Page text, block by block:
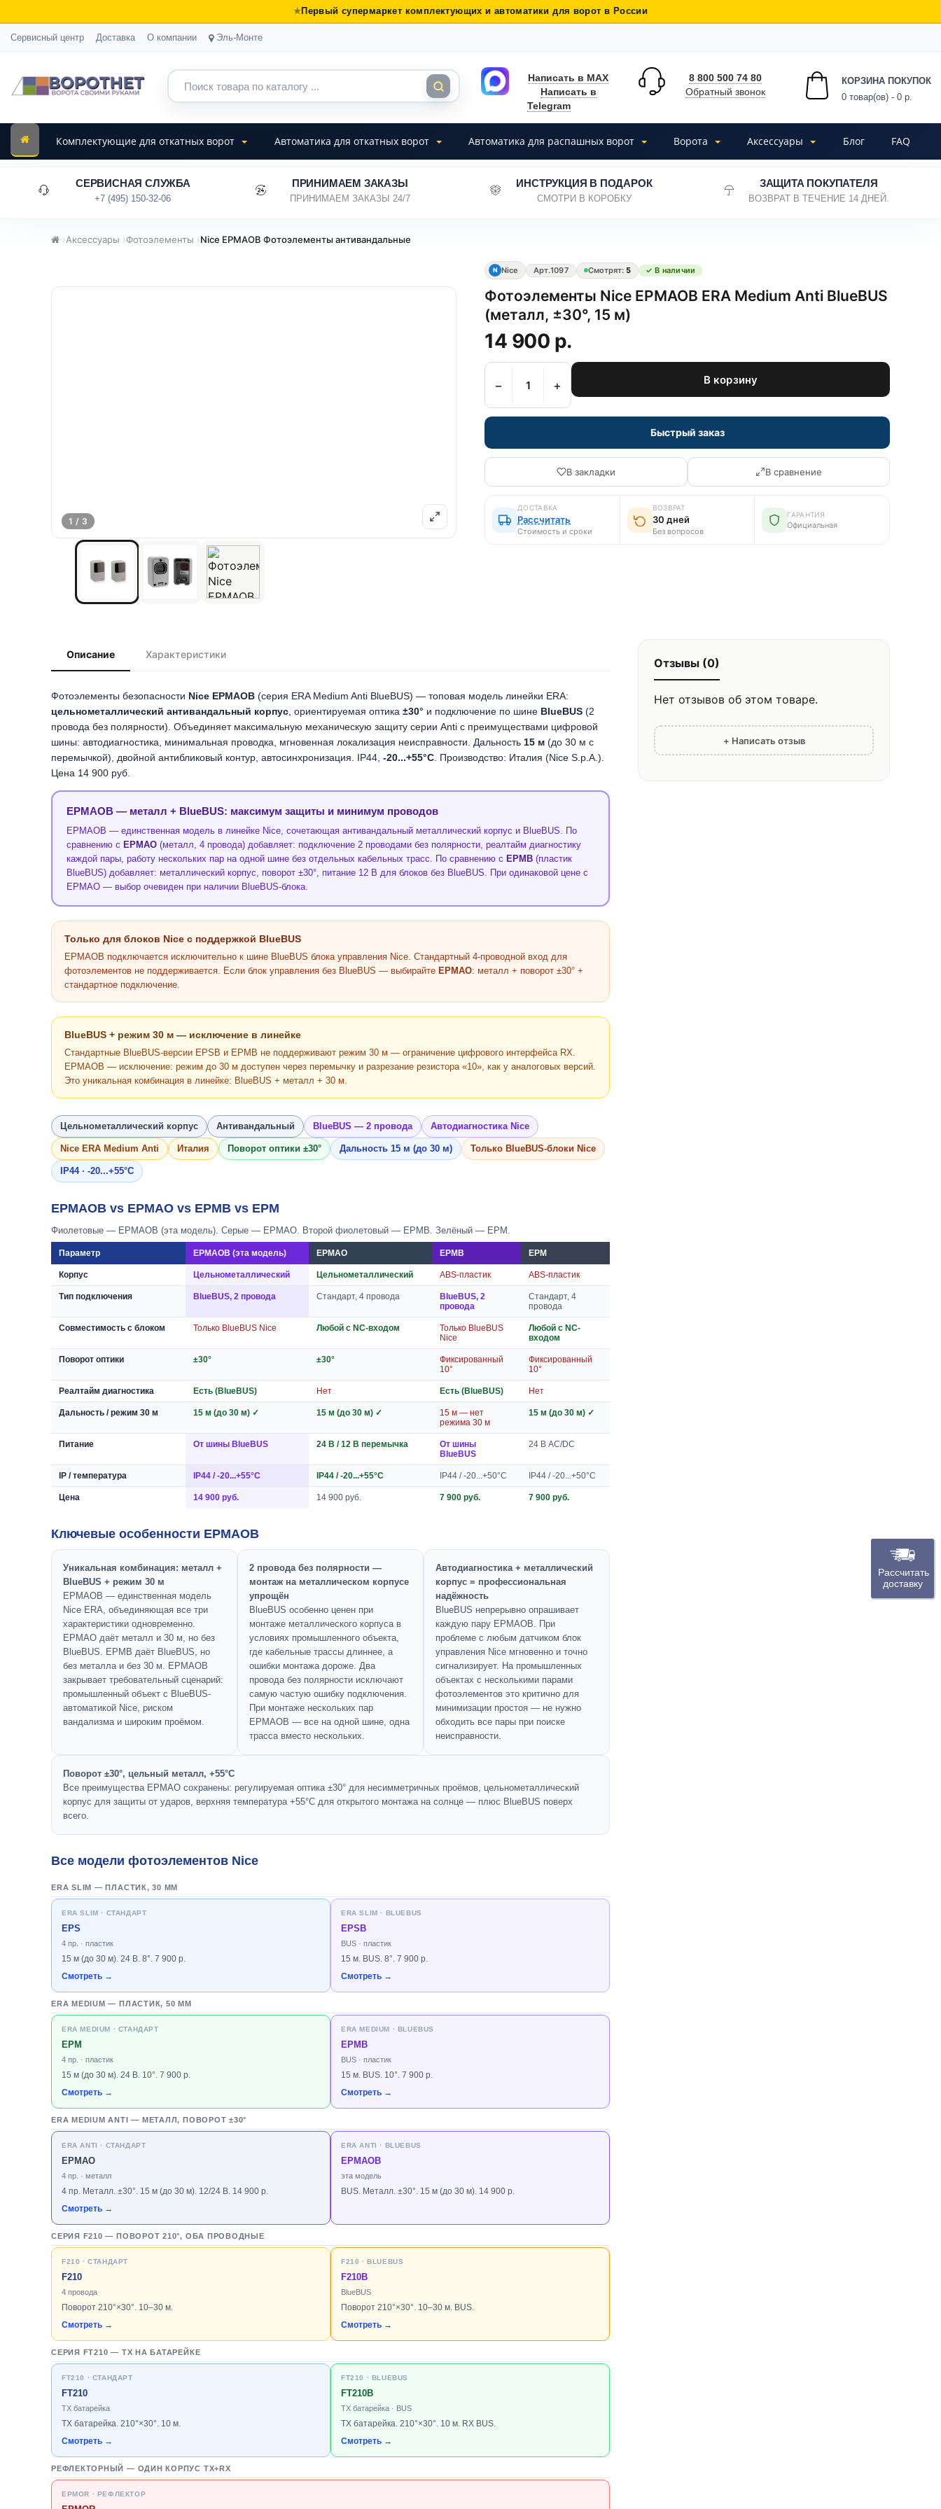
Первый супермаркет комплектующих и автоматики для ворот в России
Сервисный центр Доставка О компании Эль-Монте
Написать в MAX
Написать в
Telegram
8 800 500 74 80
Обратный звонок
КОРЗИНА ПОКУПОК
0 товар(ов) - 0 р.
Комплектующие для откатных ворот Автоматика для откатных ворот Автоматика для распашных ворот Ворота Аксессуары Блог FAQ
СЕРВИСНАЯ СЛУЖБА
+7 (495) 150-32-06
ПРИНИМАЕМ ЗАКАЗЫ
ПРИНИМАЕМ ЗАКАЗЫ 24/7
ИНСТРУКЦИЯ В ПОДАРОК
СМОТРИ В КОРОБКУ
ЗАЩИТА ПОКУПАТЕЛЯ
ВОЗВРАТ В ТЕЧЕНИЕ 14 ДНЕЙ.
›Аксессуары ›Фотоэлементы ›Nice EPMAOB Фотоэлементы антивандальные
1 / 3
N Nice Арт.1097 Смотрят: 5 ✓ В наличии
Фотоэлементы Nice EPMAOB ERA Medium Anti BlueBUS
(металл, ±30°, 15 м)
14 900 р.
− + В корзину
Быстрый заказ
В закладки В сравнение
ДОСТАВКА
Рассчитать
Стоимость и сроки
ВОЗВРАТ
30 дней
Без вопросов
ГАРАНТИЯ
Официальная
Описание Характеристики
Фотоэлементы безопасности Nice EPMAOB (серия ERA Medium Anti BlueBUS) — топовая модель линейки ERA:
цельнометаллический антивандальный корпус , ориентируемая оптика ±30° и подключение по шине BlueBUS (2
провода без полярности). Объединяет максимальную механическую защиту серии Anti с преимуществами цифровой
шины: автодиагностика, минимальная проводка, мгновенная локализация неисправности. Дальность 15 м (до 30 м с
перемычкой), двойной антибликовый контур, автосинхронизация. IP44, -20...+55°C . Производство: Италия (Nice S.p.A.).
Цена 14 900 руб.
EPMAOB — металл + BlueBUS: максимум защиты и минимум проводов
EPMAOB — единственная модель в линейке Nice, сочетающая антивандальный металлический корпус и BlueBUS. По
сравнению с EPMAO (металл, 4 провода) добавляет: подключение 2 проводами без полярности, реалтайм диагностику
каждой пары, работу нескольких пар на одной шине без отдельных кабельных трасс. По сравнению с EPMB (пластик
BlueBUS) добавляет: металлический корпус, поворот ±30°, питание 12 В для блоков без BlueBUS. При одинаковой цене с
EPMAO — выбор очевиден при наличии BlueBUS-блока.
Только для блоков Nice с поддержкой BlueBUS
EPMAOB подключается исключительно к шине BlueBUS блока управления Nice. Стандартный 4-проводной вход для
фотоэлементов не поддерживается. Если блок управления без BlueBUS — выбирайте EPMAO: металл + поворот ±30° +
стандартное подключение.
BlueBUS + режим 30 м — исключение в линейке
Стандартные BlueBUS-версии EPSB и EPMB не поддерживают режим 30 м — ограничение цифрового интерфейса RX.
EPMAOB — исключение: режим до 30 м доступен через перемычку и разрезание резистора «10», как у аналоговых версий.
Это уникальная комбинация в линейке: BlueBUS + металл + 30 м.
Цельнометаллический корпус Антивандальный BlueBUS — 2 провода Автодиагностика Nice
Nice ERA Medium Anti Италия Поворот оптики ±30° Дальность 15 м (до 30 м) Только BlueBUS-блоки Nice
IP44 · -20...+55°C
EPMAOB vs EPMAO vs EPMB vs EPM
Фиолетовые — EPMAOB (эта модель). Серые — EPMAO. Второй фиолетовый — EPMB. Зелёный — EPM.
Параметр EPMAOB (эта модель) EPMAO EPMB EPM
Корпус Цельнометаллический Цельнометаллический ABS-пластик ABS-пластик
Тип подключения BlueBUS, 2 провода Стандарт, 4 провода
BlueBUS, 2
провода
Стандарт, 4
провода
Совместимость с блоком Только BlueBUS Nice Любой с NC-входом
Только BlueBUS
Nice
Любой с NC-
входом
Поворот оптики ±30° ±30°
Фиксированный
10°
Фиксированный
10°
Реалтайм диагностика Есть (BlueBUS) Нет Есть (BlueBUS) Нет
Дальность / режим 30 м 15 м (до 30 м) ✓ 15 м (до 30 м) ✓
15 м — нет
режима 30 м
15 м (до 30 м) ✓
Питание От шины BlueBUS 24 В / 12 В перемычка
От шины
BlueBUS
24 В AC/DC
IP / температура IP44 / -20...+55°C IP44 / -20...+55°C IP44 / -20...+50°C IP44 / -20...+50°C
Цена 14 900 руб. 14 900 руб. 7 900 руб. 7 900 руб.
Ключевые особенности EPMAOB
Уникальная комбинация: металл +
BlueBUS + режим 30 м
EPMAOB — единственная модель
Nice ERA, объединяющая все три
характеристики одновременно.
EPMAO даёт металл и 30 м, но без
BlueBUS. EPMB даёт BlueBUS, но
без металла и без 30 м. EPMAOB
закрывает требовательный сценарий:
промышленный объект с BlueBUS-
автоматикой Nice, риском
вандализма и широким проёмом.
2 провода без полярности —
монтаж на металлическом корпусе
упрощён
BlueBUS особенно ценен при
монтаже металлического корпуса в
условиях промышленного объекта,
где кабельные трассы длиннее, а
ошибки монтажа дороже. Два
провода без полярности исключают
самую частую ошибку подключения.
При монтаже нескольких пар
EPMAOB — все на одной шине, одна
трасса вместо нескольких.
Автодиагностика + металлический
корпус = профессиональная
надёжность
BlueBUS непрерывно опрашивает
каждую пару EPMAOB. При
проблеме с любым датчиком блок
управления Nice мгновенно и точно
сигнализирует. На промышленных
объектах с несколькими парами
фотоэлементов это критично для
минимизации простоя — не нужно
обходить все пары при поиске
неисправности.
Поворот ±30°, цельный металл, +55°C
Все преимущества EPMAO сохранены: регулируемая оптика ±30° для несимметричных проёмов, цельнометаллический
корпус для защиты от ударов, верхняя температура +55°C для открытого монтажа на солнце — плюс BlueBUS поверх
всего.
Все модели фотоэлементов Nice
ERA SLIM — ПЛАСТИК, 30 ММ
ERA SLIM · СТАНДАРТ
EPS
4 пр. · пластик
15 м (до 30 м). 24 В. 8°. 7 900 р.
Смотреть →
ERA SLIM · BLUEBUS
EPSB
BUS · пластик
15 м. BUS. 8°. 7 900 р.
Смотреть →
ERA MEDIUM — ПЛАСТИК, 50 ММ
ERA MEDIUM · СТАНДАРТ
EPM
4 пр. · пластик
15 м (до 30 м). 24 В. 10°. 7 900 р.
Смотреть →
ERA MEDIUM · BLUEBUS
EPMB
BUS · пластик
15 м. BUS. 10°. 7 900 р.
Смотреть →
ERA MEDIUM ANTI — МЕТАЛЛ, ПОВОРОТ ±30°
ERA ANTI · СТАНДАРТ
EPMAO
4 пр. · металл
4 пр. Металл. ±30°. 15 м (до 30 м). 12/24 В. 14 900 р.
Смотреть →
ERA ANTI · BLUEBUS
EPMAOB
эта модель
BUS. Металл. ±30°. 15 м (до 30 м). 14 900 р.
СЕРИЯ F210 — ПОВОРОТ 210°, ОБА ПРОВОДНЫЕ
F210 · СТАНДАРТ
F210
4 провода
Поворот 210°×30°. 10–30 м.
Смотреть →
F210 · BLUEBUS
F210B
BlueBUS
Поворот 210°×30°. 10–30 м. BUS.
Смотреть →
СЕРИЯ FT210 — TX НА БАТАРЕЙКЕ
FT210 · СТАНДАРТ
FT210
TX батарейка
TX батарейка. 210°×30°. 10 м.
Смотреть →
FT210 · BLUEBUS
FT210B
TX батарейка · BUS
TX батарейка. 210°×30°. 10 м. RX BUS.
Смотреть →
РЕФЛЕКТОРНЫЙ — ОДИН КОРПУС TX+RX
EPMOR · РЕФЛЕКТОР
Отзывы (0)
Нет отзывов об этом товаре.
+ Написать отзыв
Рассчитать
доставку